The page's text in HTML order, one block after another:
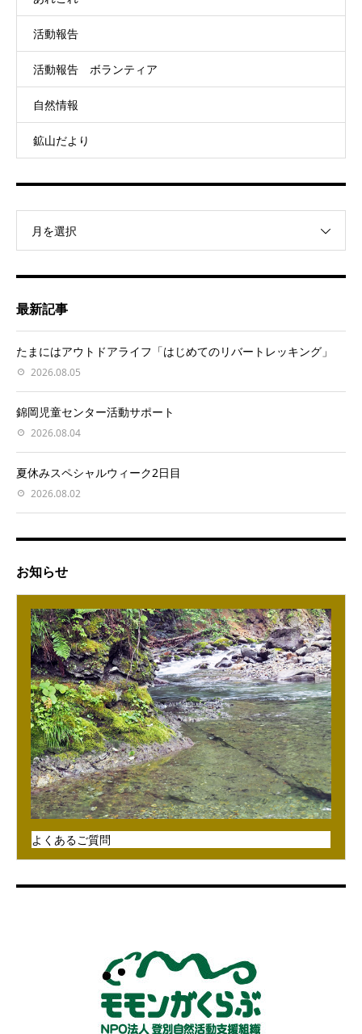
活動報告
活動報告 ボランティア
自然情報
鉱山だより
月を選択
最新記事
たまにはアウトドアライフ「はじめてのリバートレッキング」
2026.08.05
錦岡児童センター活動サポート
2026.08.04
夏休みスペシャルウィーク2日目
2026.08.02
お知らせ
よくあるご質問